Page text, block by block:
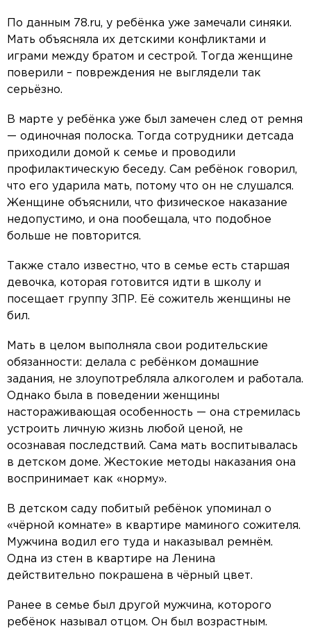
По данным 78.ru, у ребёнка уже замечали синяки.
Мать объясняла их детскими конфликтами и
играми между братом и сестрой. Тогда женщине
поверили – повреждения не выглядели так
серьёзно.
В марте у ребёнка уже был замечен след от ремня
— одиночная полоска. Тогда сотрудники детсада
приходили домой к семье и проводили
профилактическую беседу. Сам ребёнок говорил,
что его ударила мать, потому что он не слушался.
Женщине объяснили, что физическое наказание
недопустимо, и она пообещала, что подобное
больше не повторится.
Также стало известно, что в семье есть старшая
девочка, которая готовится идти в школу и
посещает группу ЗПР. Её сожитель женщины не
бил.
Мать в целом выполняла свои родительские
обязанности: делала с ребёнком домашние
задания, не злоупотребляла алкоголем и работала.
Однако была в поведении женщины
настораживающая особенность — она стремилась
устроить личную жизнь любой ценой, не
осознавая последствий. Сама мать воспитывалась
в детском доме. Жестокие методы наказания она
воспринимает как «норму».
В детском саду побитый ребёнок упоминал о
«чёрной комнате» в квартире маминого сожителя.
Мужчина водил его туда и наказывал ремнём.
Одна из стен в квартире на Ленина
действительно покрашена в чёрный цвет.
Ранее в семье был другой мужчина, которого
ребёнок называл отцом. Он был возрастным.